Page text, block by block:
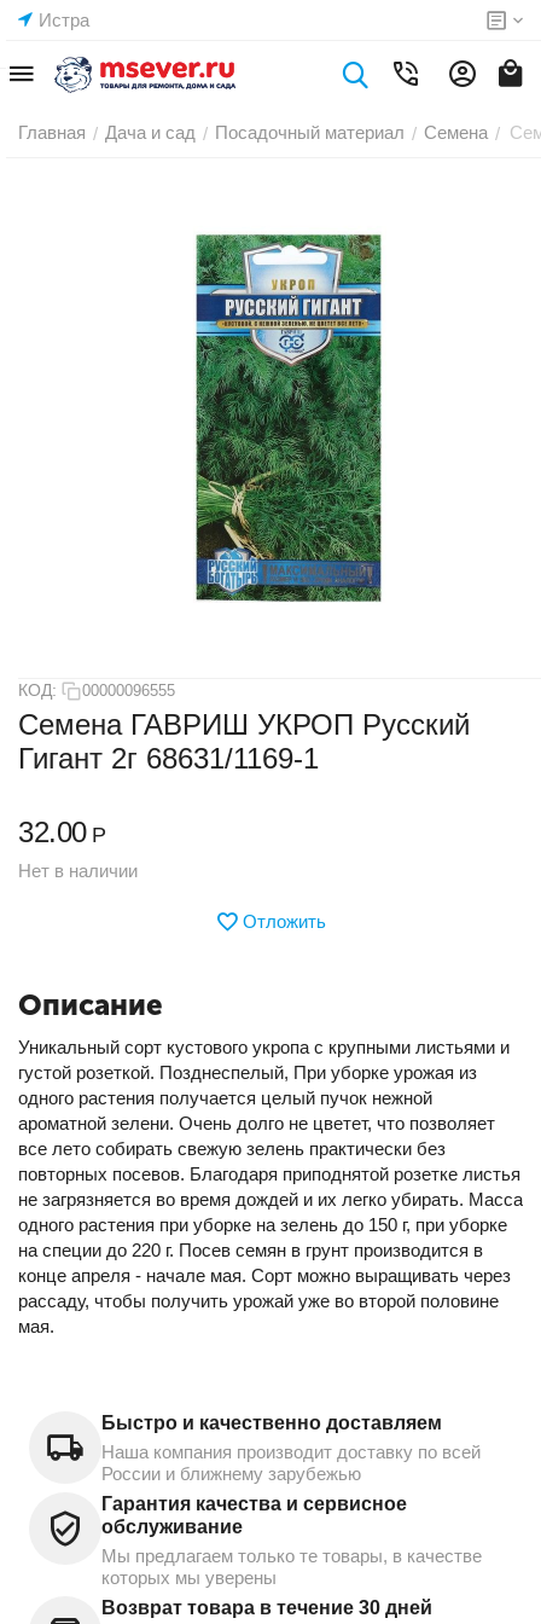
Истра
Главная / Дача и сад / Посадочный материал / Семена /
КОД: 00000096555
Семена ГАВРИШ УКРОП Русский
Гигант 2г 68631/1169-1
32.00 Р
Нет в наличии
Отложить
Описание
Уникальный сорт кустового укропа с крупными листьями и
густой розеткой. Позднеспелый, При уборке урожая из
одного растения получается целый пучок нежной
ароматной зелени. Очень долго не цветет, что позволяет
все лето собирать свежую зелень практически без
повторных посевов. Благодаря приподнятой розетке листья
не загрязняется во время дождей и их легко убирать. Масса
одного растения при уборке на зелень до 150 г, при уборке
на специи до 220 г. Посев семян в грунт производится в
конце апреля - начале мая. Сорт можно выращивать через
рассаду, чтобы получить урожай уже во второй половине
мая.
Быстро и качественно доставляем
Наша компания производит доставку по всей
России и ближнему зарубежью
Гарантия качества и сервисное
обслуживание
Мы предлагаем только те товары, в качестве
которых мы уверены
Возврат товара в течение 30 дней